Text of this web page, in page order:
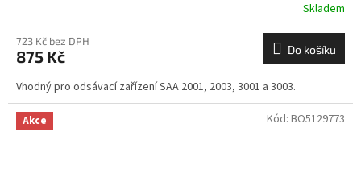
Skladem
723 Kč bez DPH
875 Kč Do košíku
Vhodný pro odsávací zařízení SAA 2001, 2003, 3001 a 3003.
Akce Kód: BO5129773